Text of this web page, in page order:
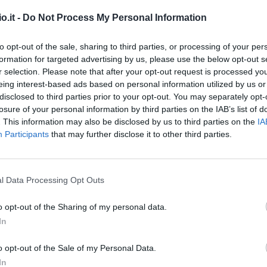
- Do Not Process My Personal Information
opt-out of the sale, sharing to third parties, or processing of your
for targeted advertising by us, please use the below opt-out
selection. Please note that after your opt-out request is processed
interest-based ads based on personal information utilized by us
to third parties prior to your opt-out. You may separately
of your personal information by third parties on the IAB’s list of
This information may also be disclosed by us to third parties on the
Participants that may further disclose it to other third parties.
Data Processing Opt Outs
opt-out of the Sharing of my personal data.
opt-out of the Sale of my Personal Data.
per l'arrivo di Gonzalo
ieri sera dal presidenteFerrero
da circa duecento tifosi in festa.
ha dichiarato: "Sono felice di essere qui.
Un abbraccio a tutti i tifosi della
alle visite mediche di rito, al termine
suo passaggio in blucerchiato: "
acquisito a titolo definitivo dal Calcio
Gonzalo Rubén Bergessio (nato a
L'attaccante, che ha già sostenuto le
numero 18, è già a disposizione di Sinisa
al "Gloriano Mugnaini" di Bogliasco